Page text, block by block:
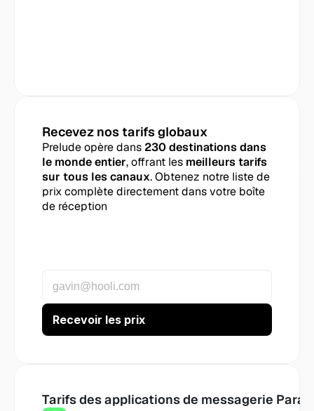
Recevez nos tarifs globaux
Prelude opère dans 230 destinations dans
le monde entier, offrant les meilleurs tarifs
sur tous les canaux. Obtenez notre liste de
prix complète directement dans votre boîte
de réception
Tarifs des applications de messagerie